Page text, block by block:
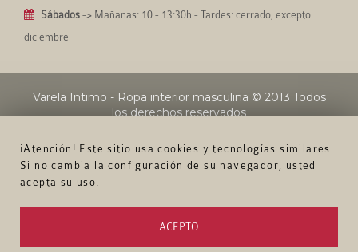
¡Atención! Este sitio usa cookies y tecnologías similares.
Si no cambia la configuración de su navegador, usted
acepta su uso.
ACEPTO
Sábados -> Mañanas: 10 - 13:30h - Tardes: cerrado, excepto
diciembre
Varela Intimo - Ropa interior masculina © 2013 Todos
los derechos reservados